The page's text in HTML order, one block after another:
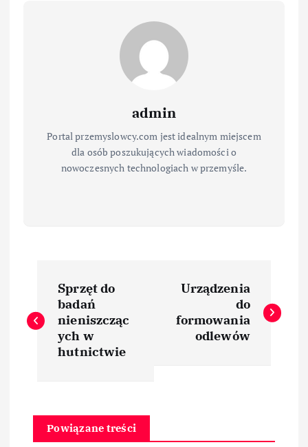
admin
Portal przemyslowcy.com jest idealnym miejscem
dla osób poszukujących wiadomości o
nowoczesnych technologiach w przemyśle.
a
g
Sprzęt do
badań
nieniszcząc
ych w
hutnictwie
Urządzenia
do
formowania
odlewów
Powiązane treści